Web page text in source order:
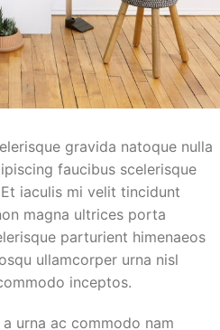
gravida natoque nulla
faucibus scelerisque
iaculis mi velit tincidunt
magna ultrices porta
parturient himenaeos
ullamcorper urna nisl
inceptos.
urna ac commodo nam